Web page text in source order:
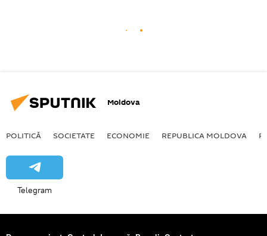
Moldova
POLITICĂ SOCIETATE ECONOMIE REPUBLICA MOLDOVA
Telegram